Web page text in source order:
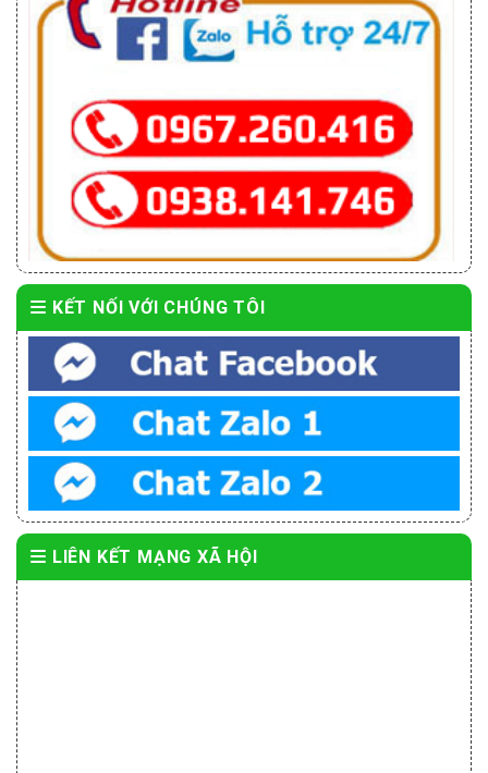
KẾT NỐI VỚI CHÚNG TÔI
LIÊN KẾT MẠNG XÃ HỘI